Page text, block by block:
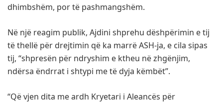
dhimbshëm, por të pashmangshëm.
Në një reagim publik, Ajdini shprehu dëshpërimin e tij
të thellë për drejtimin që ka marrë ASH-ja, e cila sipas
tij, “shpresën për ndryshim e ktheu në zhgënjim,
ndërsa ëndrrat i shtypi me të dyja këmbët”.
“Që vjen dita me ardh Kryetari i Aleancës për